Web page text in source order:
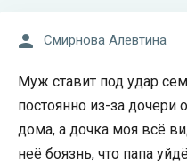
Смирнова Алевтина
Муж ставит под удар
постоянно из-за дочери
дома, а дочка моя всё
неё боязнь, что папа